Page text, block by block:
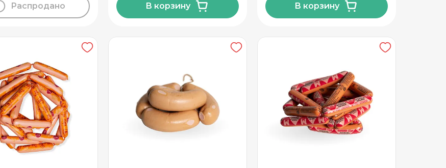
Распродано В корзину В корзину